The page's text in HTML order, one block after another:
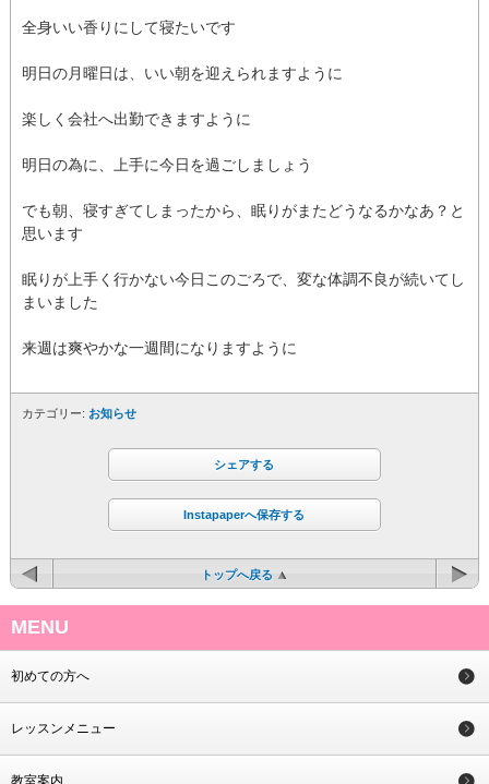
全身いい香りにして寝たいです
明日の月曜日は、いい朝を迎えられますように
楽しく会社へ出勤できますように
明日の為に、上手に今日を過ごしましょう
でも朝、寝すぎてしまったから、眠りがまたどうなるかなあ？と
思います
眠りが上手く行かない今日このごろで、変な体調不良が続いてし
まいました
来週は爽やかな一週間になりますように
カテゴリー: お知らせ
シェアする
Instapaperへ保存する
トップへ戻る
MENU
初めての方へ
レッスンメニュー
教室案内